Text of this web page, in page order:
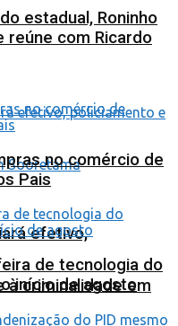
efetivo,
à criminalidade em
estadual, Roninho
reúne com Ricardo
no comércio de
Pais
de tecnologia do
início de agosto